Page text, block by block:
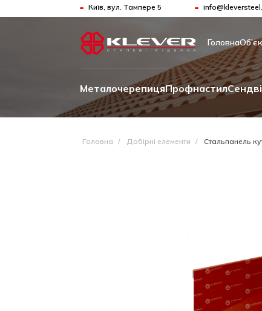
Київ, вул. Тампере 5
Головна
МеталочерепицяПрофнастил
Головна / Добірні елементи / Стальпанель